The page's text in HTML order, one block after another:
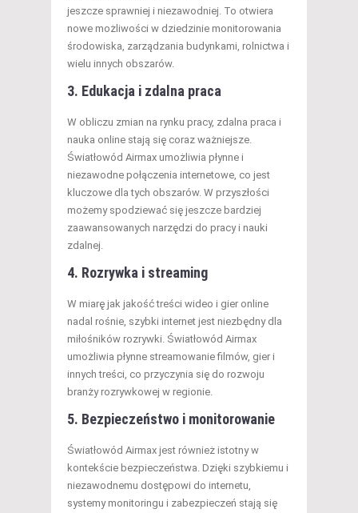
jeszcze sprawniej i niezawodniej. To otwiera
nowe możliwości w dziedzinie monitorowania
środowiska, zarządzania budynkami, rolnictwa i
wielu innych obszarów.
3. Edukacja i zdalna praca
W obliczu zmian na rynku pracy, zdalna praca i
nauka online stają się coraz ważniejsze.
Światłowód Airmax umożliwia płynne i
niezawodne połączenia internetowe, co jest
kluczowe dla tych obszarów. W przyszłości
możemy spodziewać się jeszcze bardziej
zaawansowanych narzędzi do pracy i nauki
zdalnej.
4. Rozrywka i streaming
W miarę jak jakość treści wideo i gier online
nadal rośnie, szybki internet jest niezbędny dla
miłośników rozrywki. Światłowód Airmax
umożliwia płynne streamowanie filmów, gier i
innych treści, co przyczynia się do rozwoju
branży rozrywkowej w regionie.
5. Bezpieczeństwo i monitorowanie
Światłowód Airmax jest również istotny w
kontekście bezpieczeństwa. Dzięki szybkiemu i
niezawodnemu dostępowi do internetu,
systemy monitoringu i zabezpieczeń stają się